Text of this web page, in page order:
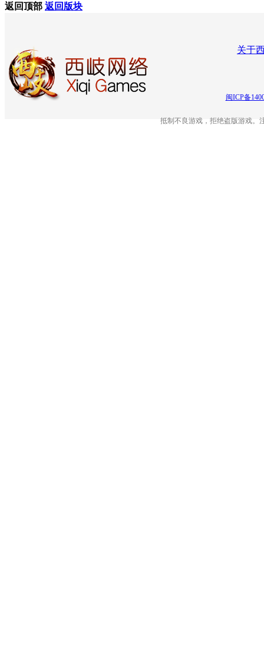
返回顶部 返回版块
关于
闽ICP备
抵制不良游戏，拒绝盗版游戏。